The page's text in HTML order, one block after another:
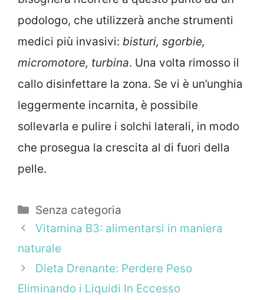
podologo, che utilizzerà anche strumenti
medici più invasivi: bisturi, sgorbie,
micromotore, turbina. Una volta rimosso il
callo disinfettare la zona. Se vi è un’unghia
leggermente incarnita, è possibile
sollevarla e pulire i solchi laterali, in modo
che prosegua la crescita al di fuori della
pelle.
Categorie
Senza categoria
Vitamina B3: alimentarsi in maniera
naturale
Dieta Drenante: Perdere Peso
Eliminando i Liquidi In Eccesso